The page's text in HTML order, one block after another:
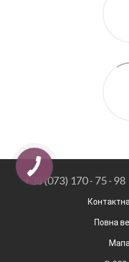
+38 (073) 170 - 75 - 98
Повна